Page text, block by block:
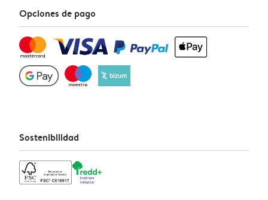
Opciones de pago
Sostenibilidad